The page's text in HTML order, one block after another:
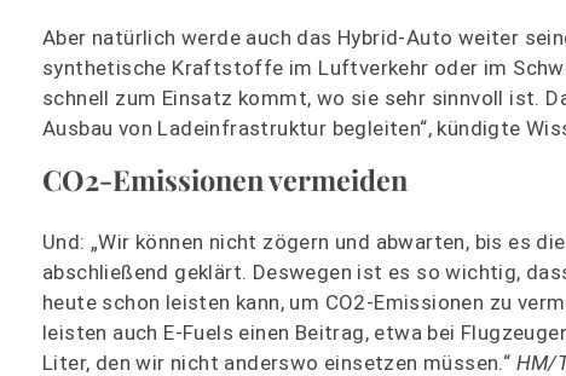
Aber natürlich werde auch das Hybrid-Auto weiter
synthetische Kraftstoffe im Luftverkehr oder im
schnell zum Einsatz kommt, wo sie sehr sinnvoll ist.
Ausbau von Ladeinfrastruktur begleiten“, kündigte
CO2-Emissionen vermeiden
Und: „Wir können nicht zögern und abwarten, bis es
abschließend geklärt. Deswegen ist es so wichtig,
heute schon leisten kann, um CO2-Emissionen zu
leisten auch E-Fuels einen Beitrag, etwa bei
Liter, den wir nicht anderswo einsetzen müssen.“ HM/